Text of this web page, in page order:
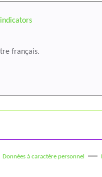
français.
Données à caractère personnel